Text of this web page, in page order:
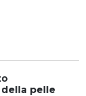
pelle